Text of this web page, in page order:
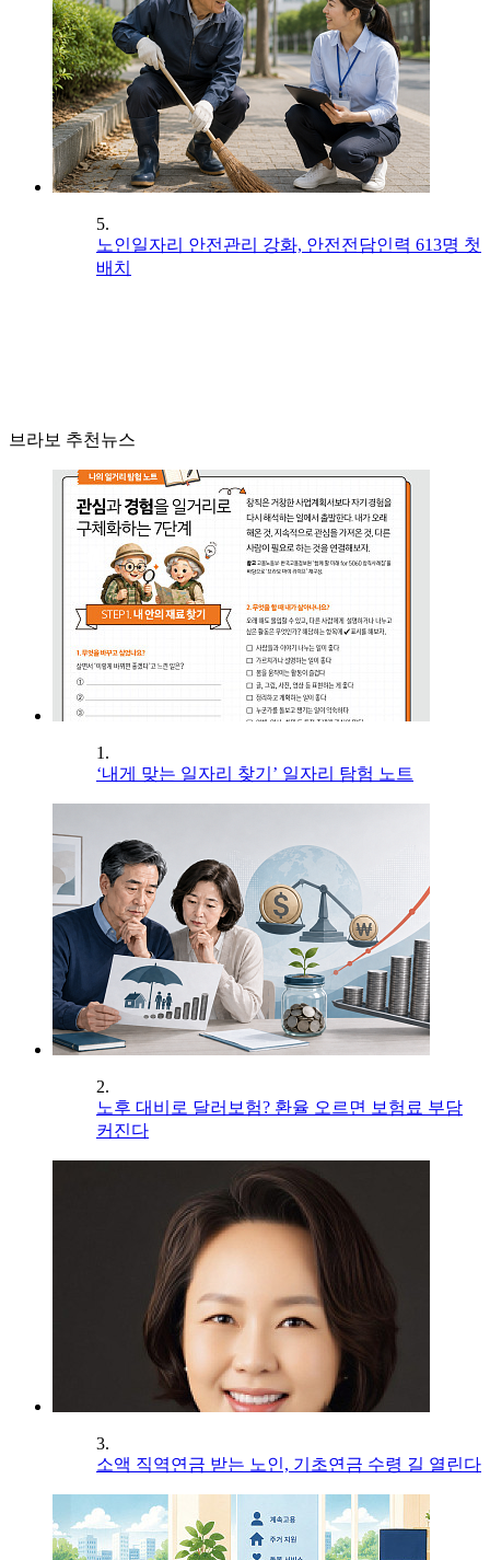
5.
노인일자리 안전관리 강화, 안전전담인력 613명 첫
배치
브라보 추천뉴스
1.
‘내게 맞는 일자리 찾기’ 일자리 탐험 노트
2.
노후 대비로 달러보험? 환율 오르면 보험료 부담
커진다
3.
소액 직역연금 받는 노인, 기초연금 수령 길 열린다